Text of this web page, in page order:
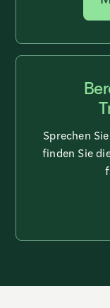
Sprechen
finden Sie